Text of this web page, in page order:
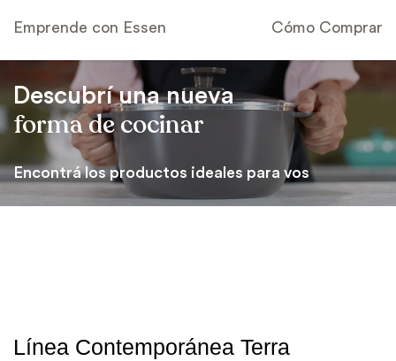
Emprende con Essen Cómo Comprar
Descubrí una nueva
forma de cocinar
Encontrá los productos ideales para vos
Línea Contemporánea Terra